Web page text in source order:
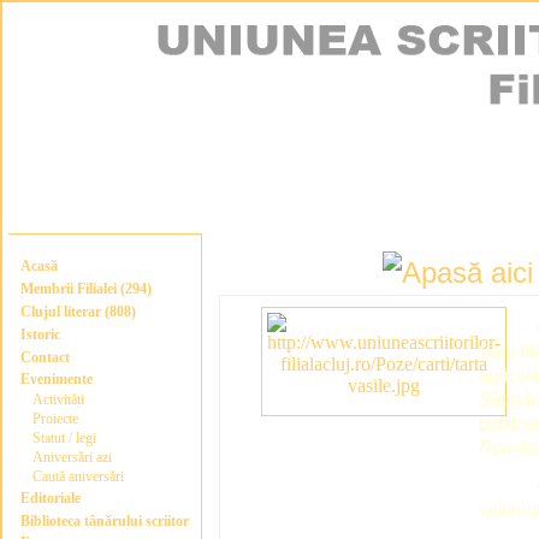
Acasă
Membrii Filialei (294)
Clujul literar (808)
Istoric
Contact
Evenimente
Activități
Proiecte
Statut / legi
Aniversări azi
Caută aniversări
Editoriale
Biblioteca tânărului scriitor
Satu